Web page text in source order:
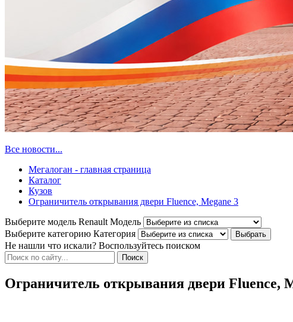
Все новости...
Мегалоган - главная страница
Каталог
Кузов
Ограничитель открывания двери Fluence, Megane 3
Выберите модель Renault Модель
Выберите категорию Категория
Не нашли что искали? Воспользуйтесь поиском
Ограничитель открывания двери Fluence,